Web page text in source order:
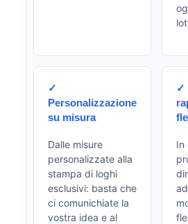
✓
Personalizzazione
su misura
Dalle misure
personalizzate alla
stampa di loghi
esclusivi: basta che
ci comunichiate la
vostra idea e al
✓
In